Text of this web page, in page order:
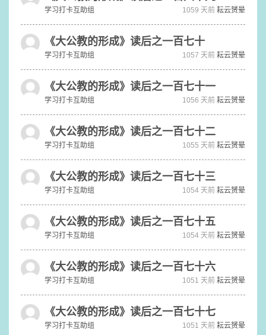
学习打卡互助组 1059 天前 耘云赟晕
《大公教的形成》读后之一百七十
学习打卡互助组 1057 天前 耘云赟晕
《大公教的形成》读后之一百七十一
学习打卡互助组 1056 天前 耘云赟晕
《大公教的形成》读后之一百七十二
学习打卡互助组 1055 天前 耘云赟晕
《大公教的形成》读后之一百七十三
学习打卡互助组 1054 天前 耘云赟晕
《大公教的形成》读后之一百七十五
学习打卡互助组 1054 天前 耘云赟晕
《大公教的形成》读后之一百七十六
学习打卡互助组 1051 天前 耘云赟晕
《大公教的形成》读后之一百七十七
学习打卡互助组 1051 天前 耘云赟晕